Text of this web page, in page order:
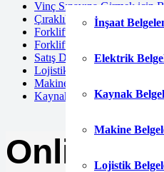
İnşaat
Elektrik
Kaynak
Makine
Lojistik
Vinç Sınavına Girmek için
Çıraklık Belgesi ile
Forklift Kazalarında Belge
Forklift Sınav Sonuçları Ne
Satış Danışmanı Seviye 3
Lojistik Şoförleri için
Makine Teknikeri Belgesi
Kaynak Operatörü için
Online